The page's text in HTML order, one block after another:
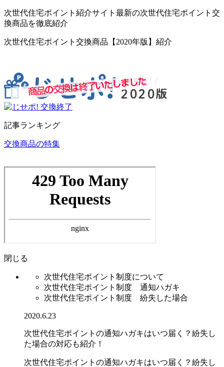
次世代住宅ポイント紹介サイト最新の次世代住宅ポイント交
換商品を徹底紹介
次世代住宅ポイント交換商品【2020年版】紹介
記事ランキング
交換商品の特集
閉じる
次世代住宅ポイント制度について
次世代住宅ポイント制度 通知ハガキ
次世代住宅ポイント制度 紛失した場合
2020.6.23
次世代住宅ポイントの通知ハガキはいつ届く？紛失し
た場合の対応も紹介！
次世代住宅ポイントの通知ハガキはいつ届く？紛失し